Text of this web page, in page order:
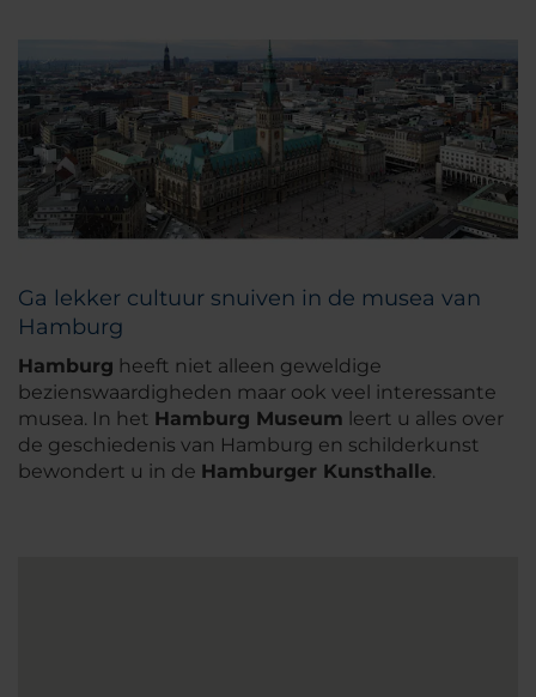
Ga lekker cultuur snuiven in de musea van
Hamburg
Hamburg heeft niet alleen geweldige
bezienswaardigheden maar ook veel interessante
musea. In het Hamburg Museum leert u alles over
de geschiedenis van Hamburg en schilderkunst
bewondert u in de Hamburger Kunsthalle.